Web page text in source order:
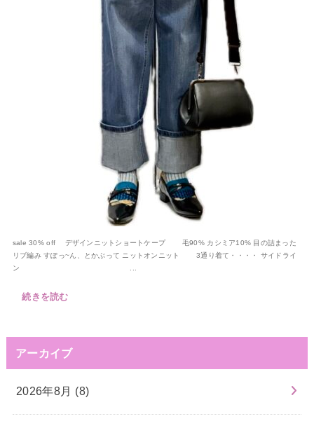
sale 30% off デザインニットショートケープ 毛90% カシミア10% 目の詰まった
リブ編み すぽっ~ん、とかぶって ニットオンニット 3通り着て・・・・ サイドライ
ン ...
続きを読む
アーカイブ
2026年8月 (8)